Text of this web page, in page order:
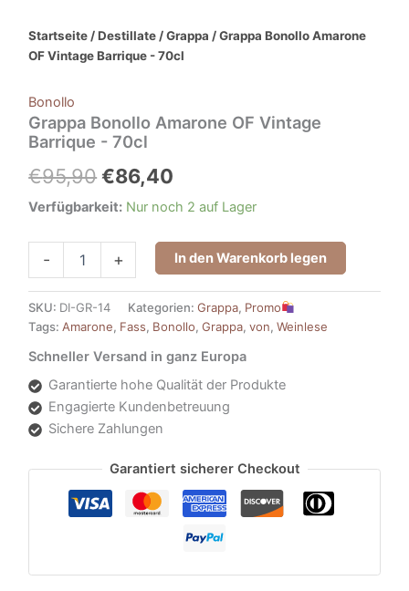
Startseite /Destillate /Grappa / Grappa Bonollo Amarone
OF Vintage Barrique - 70cl
Bonollo
Grappa Bonollo Amarone OF Vintage
Barrique - 70cl
€95,90 €86,40
Verfügbarkeit: Nur noch 2 auf Lager
- + In den Warenkorb legen
SKU: DI-GR-14 Kategorien:Grappa, Promo
Tags: Amarone, Fass, Bonollo,Grappa,von,Weinlese
Schneller Versand in ganz Europa
Garantierte hohe Qualität der Produkte
Engagierte Kundenbetreuung
Sichere Zahlungen
Garantiert sicherer Checkout